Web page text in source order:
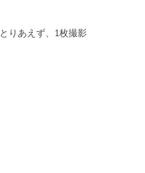
とりあえず、1枚撮影